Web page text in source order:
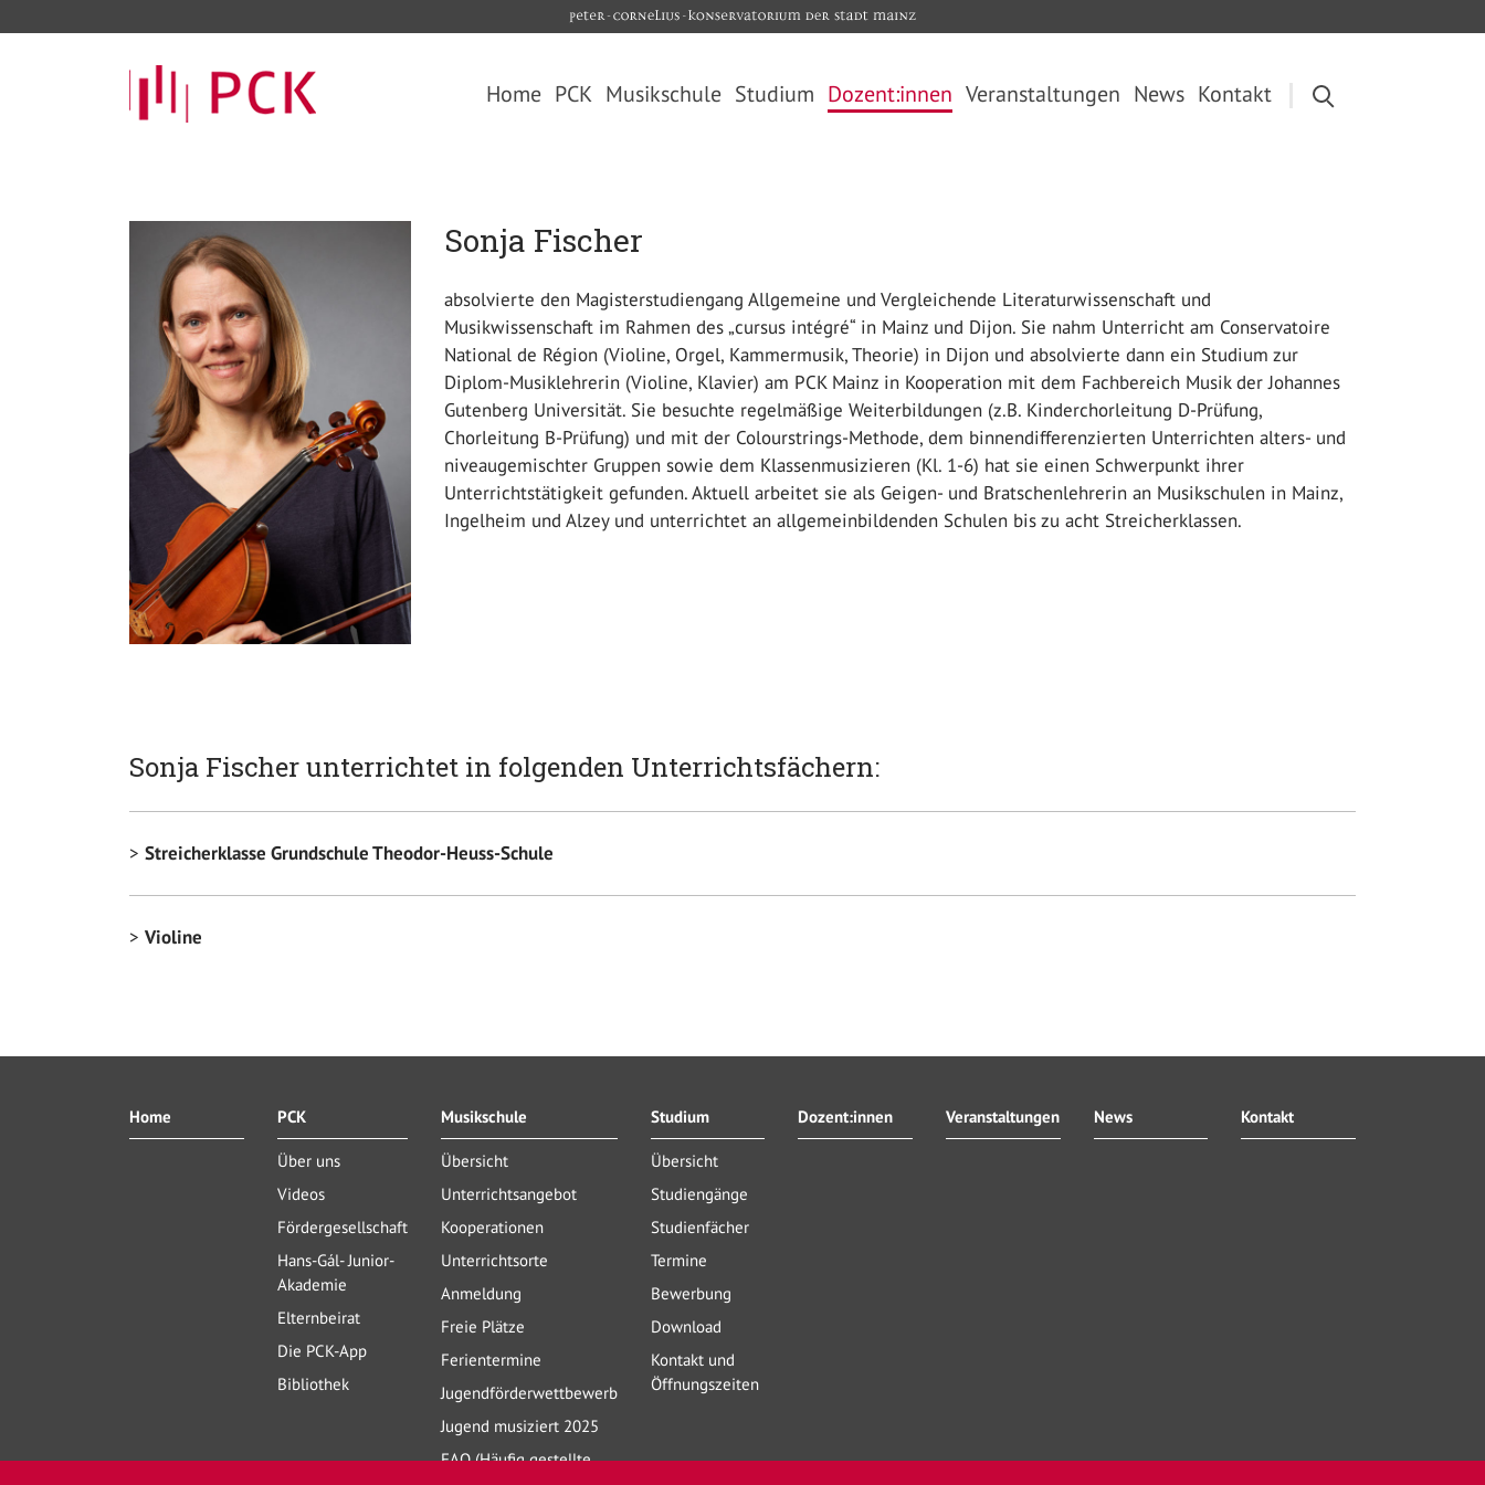
Home PCK
Hans-Gál- Junior-Akademie
Die PCK-App
Bibliothek
Musikschule
Unterrichtsorte
Freie Plätze
Ferientermine
Jugendförderwettbewerb
Jugend musiziert 2025
FAQ (Häufig gestellte Fragen)
Kontakt Musikschule
Studium
Download
Kontakt und Öffnungszeiten
Dozent:innen Veranstaltungen News Kontakt
Sonja Fischer
absolvierte den Magisterstudiengang Allgemeine und Vergleichende Literaturwissenschaft und
Musikwissenschaft im Rahmen des „cursus intégré“ in Mainz und Dijon. Sie nahm Unterricht am Conservatoire
National de Région (Violine, Orgel, Kammermusik, Theorie) in Dijon und absolvierte dann ein Studium zur
Diplom-Musiklehrerin (Violine, Klavier) am PCK Mainz in Kooperation mit dem Fachbereich Musik der Johannes
Gutenberg Universität. Sie besuchte regelmäßige Weiterbildungen (z.B. Kinderchorleitung D-Prüfung,
Chorleitung B-Prüfung) und mit der Colourstrings-Methode, dem binnendifferenzierten Unterrichten alters- und
niveaugemischter Gruppen sowie dem Klassenmusizieren (Kl. 1-6) hat sie einen Schwerpunkt ihrer
Unterrichtstätigkeit gefunden. Aktuell arbeitet sie als Geigen- und Bratschenlehrerin an Musikschulen in Mainz,
Ingelheim und Alzey und unterrichtet an allgemeinbildenden Schulen bis zu acht Streicherklassen.
Sonja Fischer unterrichtet in folgenden Unterrichtsfächern:
Streicherklasse Grundschule Theodor-Heuss-Schule
Violine
Home PCK
Über uns
Videos
Fördergesellschaft
Hans-Gál- Junior-
Akademie
Elternbeirat
Die PCK-App
Bibliothek
Musikschule
Übersicht
Unterrichtsangebot
Kooperationen
Unterrichtsorte
Anmeldung
Freie Plätze
Ferientermine
Jugendförderwettbewerb
Jugend musiziert 2025
FAQ (Häufig gestellte
Studium
Übersicht
Studiengänge
Studienfächer
Termine
Bewerbung
Download
Kontakt und
Öffnungszeiten
Dozent:innen Veranstaltungen News Kontakt